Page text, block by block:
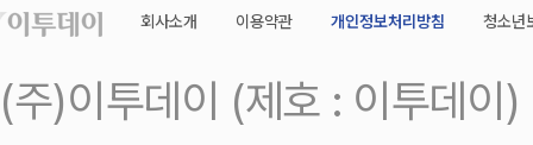
회사소개 이용약관 개인정보처리방침 청소년
(주)이투데이 (제호 : 이투데